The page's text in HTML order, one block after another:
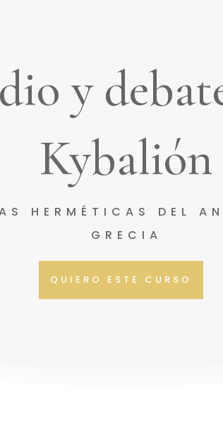
y
Kybalión
HERMÉTICAS DEL
GRECIA
QUIERO ESTE CURSO